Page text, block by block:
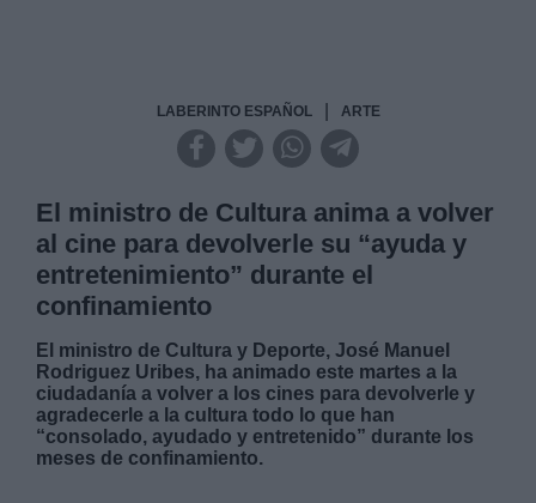
LABERINTO ESPAÑOL ARTE
El ministro de Cultura anima a volver
al cine para devolverle su “ayuda y
entretenimiento” durante el
confinamiento
El ministro de Cultura y Deporte, José Manuel
Rodriguez Uribes, ha animado este martes a la
ciudadanía a volver a los cines para devolverle y
agradecerle a la cultura todo lo que han
“consolado, ayudado y entretenido” durante los
meses de confinamiento.